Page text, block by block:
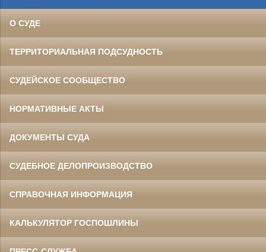
О СУДЕ
ТЕРРИТОРИАЛЬНАЯ ПОДСУДНОСТЬ
СУДЕЙСКОЕ СООБЩЕСТВО
НОРМАТИВНЫЕ АКТЫ
ДОКУМЕНТЫ СУДА
СУДЕБНОЕ ДЕЛОПРОИЗВОДСТВО
СПРАВОЧНАЯ ИНФОРМАЦИЯ
КАЛЬКУЛЯТОР ГОСПОШЛИНЫ